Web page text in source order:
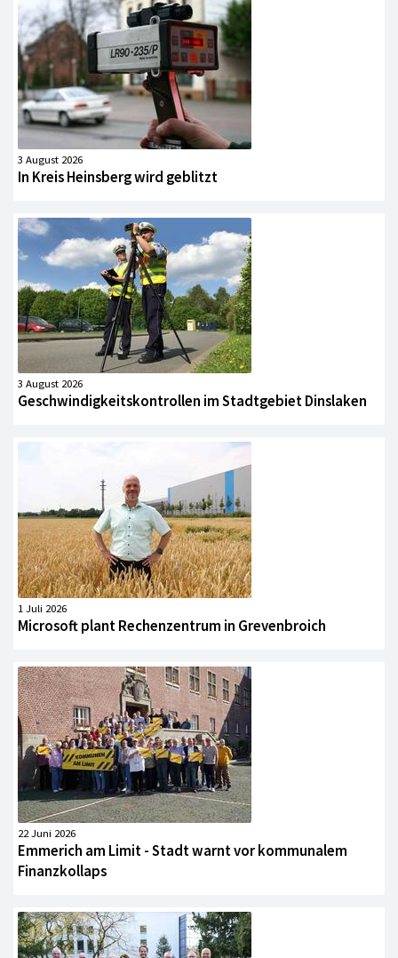
3 August 2026
In Kreis Heinsberg wird geblitzt
3 August 2026
Geschwindigkeitskontrollen im Stadtgebiet Dinslaken
1 Juli 2026
Microsoft plant Rechenzentrum in Grevenbroich
22 Juni 2026
Emmerich am Limit - Stadt warnt vor kommunalem
Finanzkollaps